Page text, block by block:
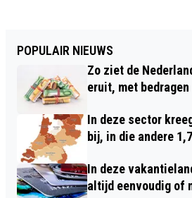
POPULAIR NIEUWS
Zo ziet de
eruit, met bedragen
In deze sector
bij, in die andere
In deze
altijd eenvoudig of